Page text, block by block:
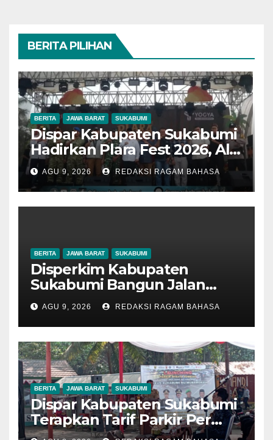
BERITA PILIHAN
BERITA JAWA BARAT SUKABUMI
Dispar Kabupaten Sukabumi
Hadirkan Plara Fest 2026, Ali
Iskandar: Budaya Jadi
Kekuatan Promosi Wisata
Daerah
AGU 9, 2026 REDAKSI RAGAM BAHASA
BERITA JAWA BARAT SUKABUMI
Disperkim Kabupaten
Sukabumi Bangun Jalan
Lingkungan di Desa Cisaat,
Sendi Apriadi: Infrastruktur
Berkualitas untuk
Kenyamanan Warga
AGU 9, 2026 REDAKSI RAGAM BAHASA
BERITA JAWA BARAT SUKABUMI
Dispar Kabupaten Sukabumi
Terapkan Tarif Parkir Per
Jam, Ali Iskandar: Wujudkan